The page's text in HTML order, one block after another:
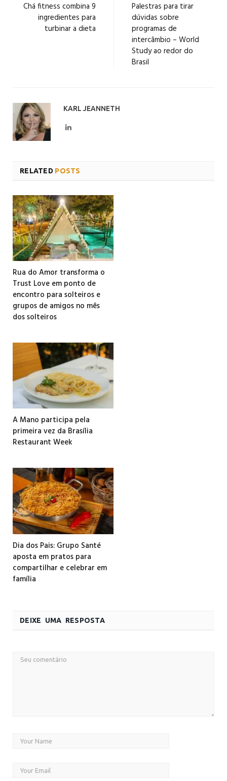
Chá fitness combina 9
ingredientes para
turbinar a dieta
Palestras para tirar
dúvidas sobre
programas de
intercâmbio – World
Study ao redor do
Brasil
KARL JEANNETH
LinkedIn
RELATED POSTS
Rua do Amor transforma o
Trust Love em ponto de
encontro para solteiros e
grupos de amigos no mês
dos solteiros
A Mano participa pela
primeira vez da Brasília
Restaurant Week
Dia dos Pais: Grupo Santé
aposta em pratos para
compartilhar e celebrar em
família
DEIXE UMA RESPOSTA